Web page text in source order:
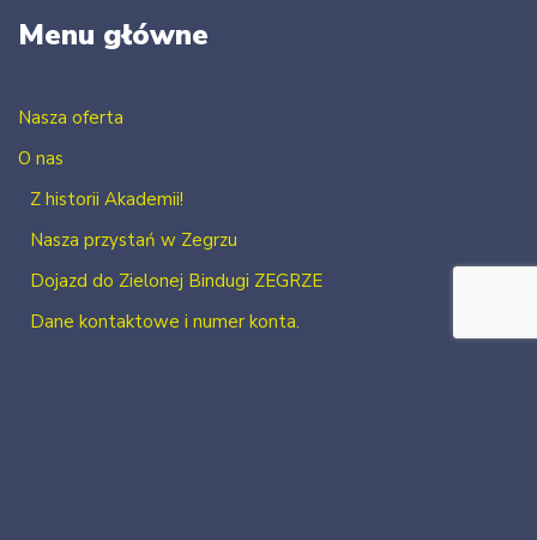
Menu główne
Nasza oferta
O nas
Z historii Akademii!
Nasza przystań w Zegrzu
Dojazd do Zielonej Bindugi ZEGRZE
Dane kontaktowe i numer konta.